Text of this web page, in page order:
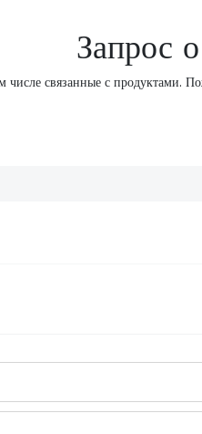
Запрос
связанные с продуктами.